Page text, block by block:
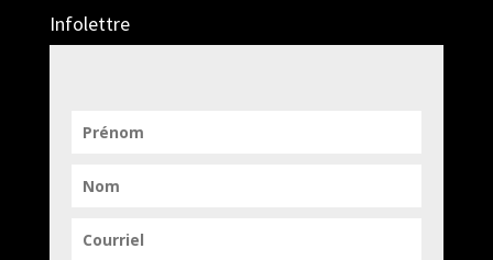
Infolettre